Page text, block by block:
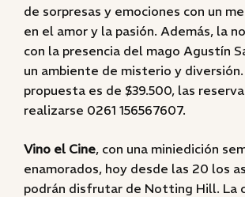
de sorpresas y emociones con un
en el amor y la pasión. Además, la
con la presencia del mago Agustín
un ambiente de misterio y
propuesta es de $39.500, las
realizarse 0261 156567607.
Vino el Cine, con una miniedición
enamorados, hoy desde las 20 los
podrán disfrutar de Notting Hill. La